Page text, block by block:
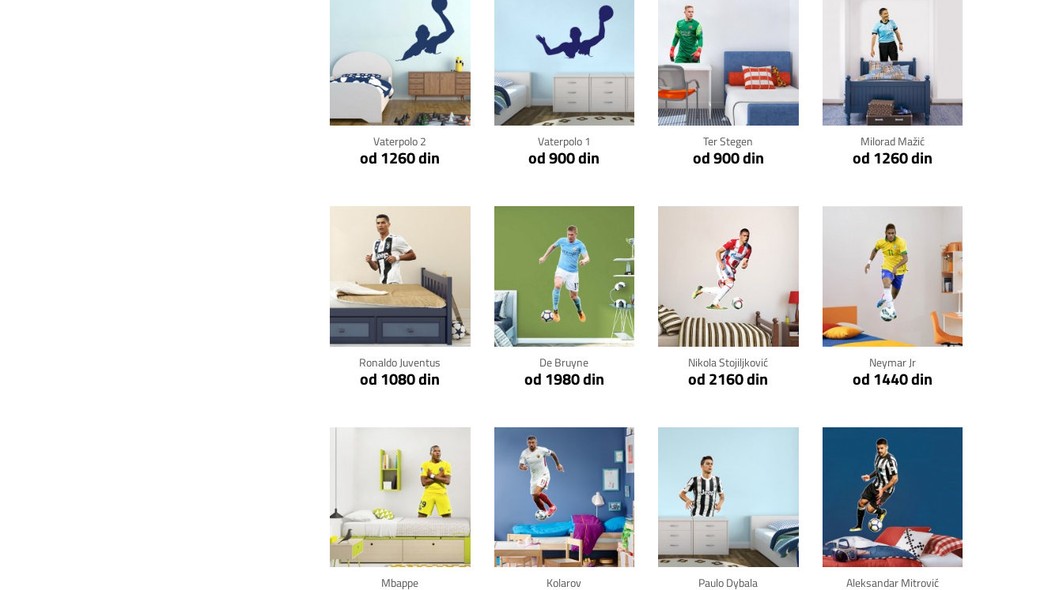
Vaterpolo 2
od 1260 din
Klikni za detalje
Vaterpolo 1
od 900 din
Klikni za detalje
Ter Stegen
od 900 din
Klikni za detalje
Milorad Mažić
od 1260 din
Klikni za detalje
Ronaldo Juventus
od 1080 din
Klikni za detalje
De Bruyne
od 1980 din
Klikni za detalje
Nikola Stojiljković
od 2160 din
Klikni za detalje
Neymar Jr
od 1440 din
Klikni za detalje
Mbappe
Klikni za detalje
Kolarov
Klikni za detalje
Paulo Dybala
Klikni za detalje
Aleksandar Mitrović
Klikni za detalje